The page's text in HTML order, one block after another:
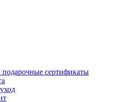
сертификаты